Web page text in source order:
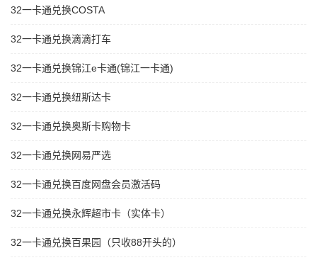
32一卡通兑换COSTA
32一卡通兑换滴滴打车
32一卡通兑换锦江e卡通(锦江一卡通)
32一卡通兑换纽斯达卡
32一卡通兑换奥斯卡购物卡
32一卡通兑换网易严选
32一卡通兑换百度网盘会员激活码
32一卡通兑换永辉超市卡（实体卡）
32一卡通兑换百果园（只收88开头的）